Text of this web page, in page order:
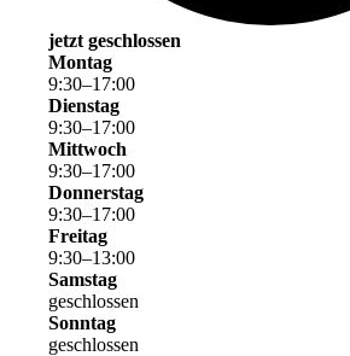
jetzt geschlossen
Montag
9:30–17:00
Dienstag
9:30–17:00
Mittwoch
9:30–17:00
Donnerstag
9:30–17:00
Freitag
9:30–13:00
Samstag
geschlossen
Sonntag
geschlossen